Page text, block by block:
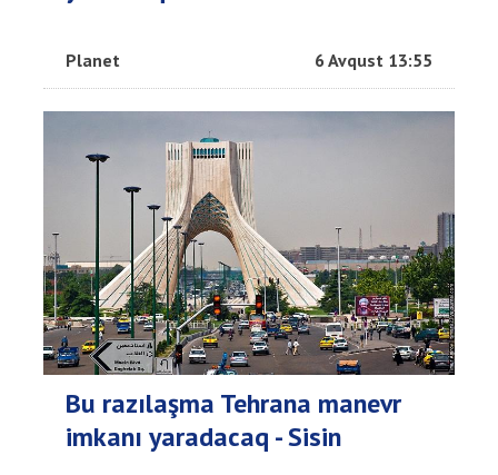
Planet 6 Avqust 13:55
Bu razılaşma Tehrana manevr
imkanı yaradacaq - Sisin